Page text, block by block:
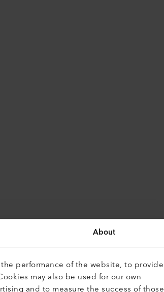
About
performance of the website, to provide
may also be used for our own
and to measure the success of those